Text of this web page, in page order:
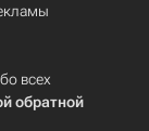
всех
обратной